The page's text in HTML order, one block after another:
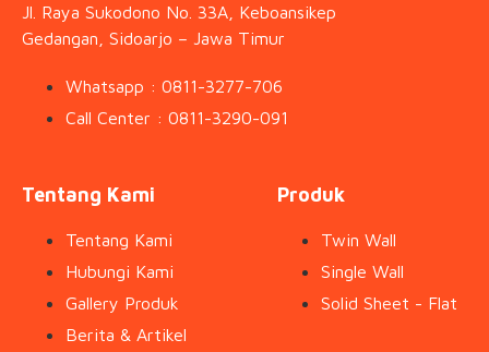
Jl. Raya Sukodono No. 33A, Keboansikep
Gedangan, Sidoarjo – Jawa Timur
Whatsapp : 0811-3277-706
Call Center : 0811-3290-091
Tentang Kami
Tentang Kami
Hubungi Kami
Gallery Produk
Berita & Artikel
Produk
Twin Wall
Single Wall
Solid Sheet - Flat